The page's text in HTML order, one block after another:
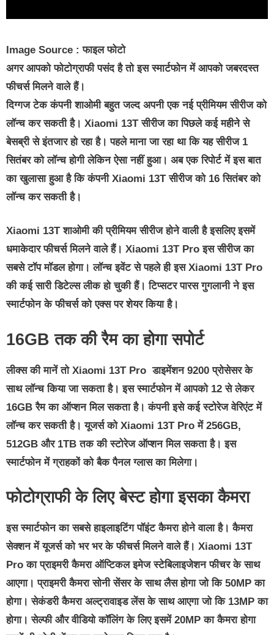
Image Source : फाइल फोटो
अगर आपको फोटोग्राफी पसंद है तो इस स्मार्टफोन में आपको जबरदस्त
फीचर्स मिलने वाले हैं।
दिग्गज टेक कंपनी शाओमी बहुत जल्द अपनी एक नई प्रीमियम सीरीज को
लॉन्च कर सकती है। Xiaomi 13T सीरीज का पिछले कई महीने से
बेसब्री से इंतजार हो रहा है। पहले माना जा रहा था कि यह सीरीज 1
सितंबर को लॉन्च होगी लेकिन ऐसा नहीं हुआ। अब एक रिपोर्ट में इस बात
का खुलासा हुआ है कि कंपनी Xiaomi 13T सीरीज को 16 सितंबर को
लॉन्च कर सकती है।
Xiaomi 13T शाओमी की प्रीमियम सीरीज होने वाली है इसलिए इसमें
धमाकेदार फीचर्स मिलने वाले हैं। Xiaomi 13T Pro इस सीरीज का
सबसे टॉप मॉडल होगा। लॉन्च इवेंट से पहले ही इस Xiaomi 13T Pro
की कई सारी डिटेल्स लीक हो चुकी हैं। टिप्सटर पारस गुगलानी ने इस
स्मार्टफोन के फीचर्स को एक्स पर शेयर किया है।
16GB तक की रैम का होगा सपोर्ट
लीक्स की मानें तो Xiaomi 13T Pro डाइमेंशन 9200 प्रोसेसर के
साथ लॉन्च किया जा सकता है। इस स्मार्टफोन में आपको 12 से लेकर
16GB रैम का ऑप्शन मिल सकता है। कंपनी इसे कई स्टोरेज वेरिएंट में
लॉन्च कर सकती है। यूजर्स को Xiaomi 13T Pro में 256GB,
512GB और 1TB तक की स्टोरेज ऑप्शन मिल सकता है। इस
स्मार्टफोन में ग्राहकों को बैक पैनल ग्लास का मिलेगा।
फोटोग्राफी के लिए बेस्ट होगा इसका कैमरा
इस स्मार्टफोन का सबसे हाइलाइटिंग पॉइंट कैमरा होने वाला है। कैमरा
सेक्शन में यूजर्स को भर भर के फीचर्स मिलने वाले हैं। Xiaomi 13T
Pro का प्राइमरी कैमरा ऑप्टिकल इमेज स्टेबिलाइजेशन फीचर के साथ
आएगा। प्राइमरी कैमरा सोनी सेंसर के साथ लैस होगा जो कि 50MP का
होगा। सेकंडरी कैमरा अल्ट्रावाइड लेंस के साथ आएगा जो कि 13MP का
होगा। सेल्फी और वीडियो कॉलिंग के लिए इसमें 20MP का कैमरा होगा